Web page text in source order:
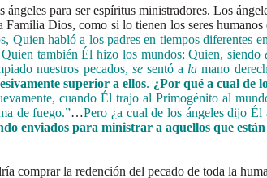
para ser espíritus ministradores. Los
Dios, como si lo tienen los seres
Quien habló a los padres en tiempos diferentes
también Él hizo los mundos; Quien, siendo
nuestros pecados, sesentó a la mano
superior a ellos. ¿Por qué a cual de
cuando Él trajo al Primogénito al
de fuego.”…Pero ¿a cual de los ángeles dijo Él
enviados para ministrar a aquellos que
comprar la redención del pecado de toda la